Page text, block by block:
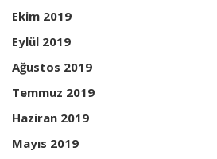
Ekim 2019
Eylül 2019
Ağustos 2019
Temmuz 2019
Haziran 2019
Mayıs 2019